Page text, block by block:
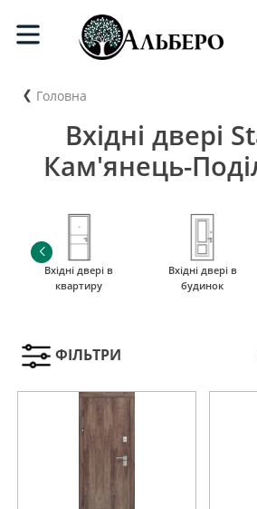
Головна
Вхідні двері
Кам'янець-
Вхідні двері в
квартиру
Вхідні двері в
будинок
ФІЛЬТРИ